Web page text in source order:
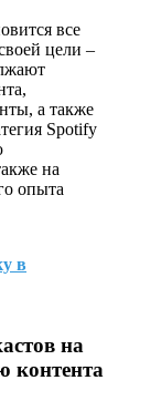
все
цели –
а также
Spotify
на
опыта
в
на
контента